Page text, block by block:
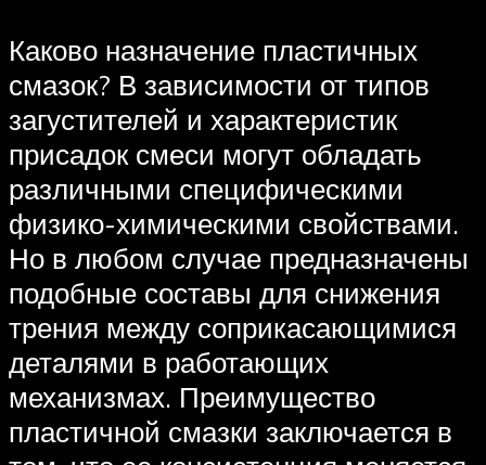
Каково назначение пластичных
смазок? В зависимости от типов
загустителей и характеристик
присадок смеси могут обладать
различными специфическими
физико-химическими свойствами.
Но в любом случае предназначены
подобные составы для снижения
трения между соприкасающимися
деталями в работающих
механизмах. Преимущество
пластичной смазки заключается в